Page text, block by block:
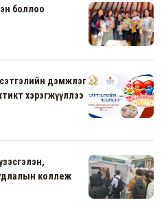
боллоо
дэмжлэг
хэрэгжүүллээ
коллеж